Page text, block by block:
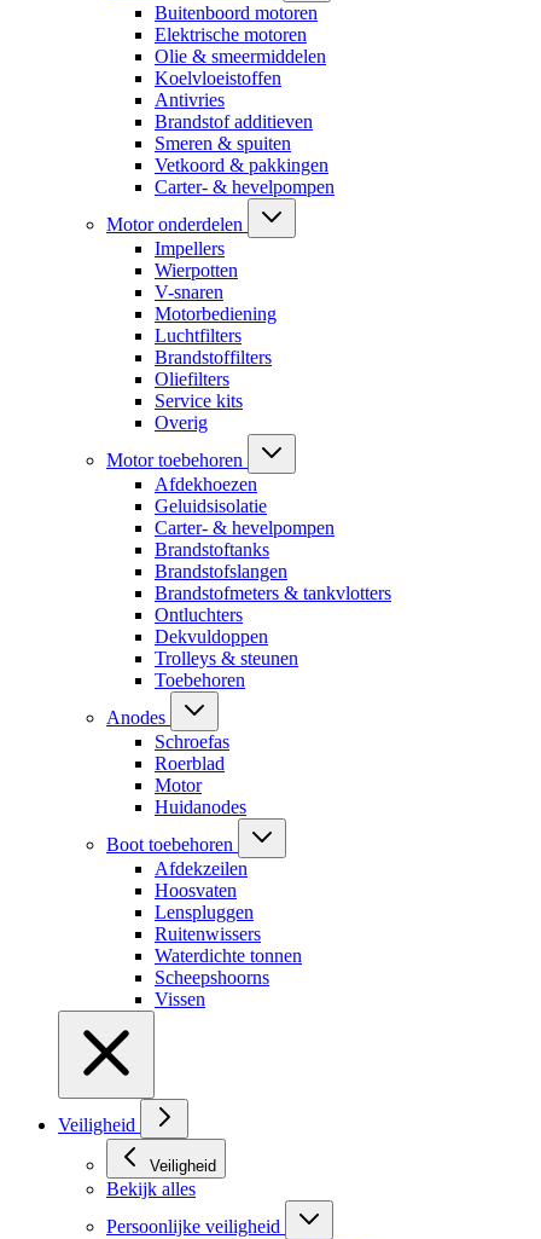
Buitenboord motoren
Elektrische motoren
Olie & smeermiddelen
Koelvloeistoffen
Antivries
Brandstof additieven
Smeren & spuiten
Vetkoord & pakkingen
Carter- & hevelpompen
Motor onderdelen
Impellers
Wierpotten
V-snaren
Motorbediening
Luchtfilters
Brandstoffilters
Oliefilters
Service kits
Overig
Motor toebehoren
Afdekhoezen
Geluidsisolatie
Carter- & hevelpompen
Brandstoftanks
Brandstofslangen
Brandstofmeters & tankvlotters
Ontluchters
Dekvuldoppen
Trolleys & steunen
Toebehoren
Anodes
Schroefas
Roerblad
Motor
Huidanodes
Boot toebehoren
Afdekzeilen
Hoosvaten
Lenspluggen
Ruitenwissers
Waterdichte tonnen
Scheepshoorns
Vissen
Veiligheid
Veiligheid
Bekijk alles
Persoonlijke veiligheid